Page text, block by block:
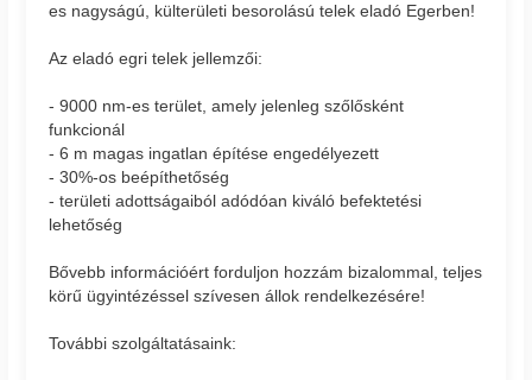
es nagyságú, külterületi besorolású telek eladó Egerben!
Az eladó egri telek jellemzői:
- 9000 nm-es terület, amely jelenleg szőlősként
funkcionál
- 6 m magas ingatlan építése engedélyezett
- 30%-os beépíthetőség
- területi adottságaiból adódóan kiváló befektetési
lehetőség
Bővebb információért forduljon hozzám bizalommal, teljes
körű ügyintézéssel szívesen állok rendelkezésére!
További szolgáltatásaink: